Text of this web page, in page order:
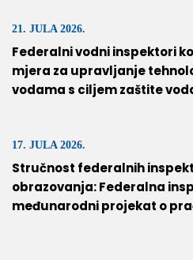
21. JULA 2026.
Federalni vodni inspektori
mjera za upravljanje
vodama s ciljem zaštite
17. JULA 2026.
Stručnost federalnih
obrazovanja: Federalna
međunarodni projekat o